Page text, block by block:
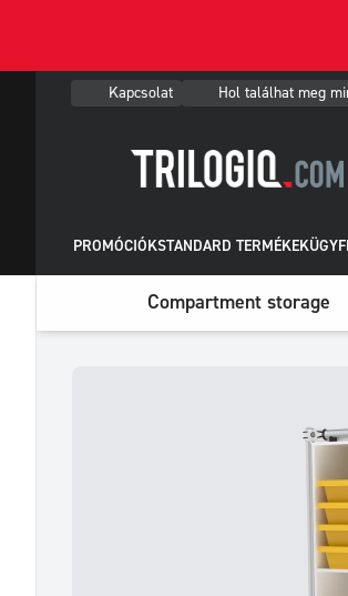
Kapcsolat Hol találhat meg
PROMÓCIÓKSTANDARD TERMÉKEK
Compartment storage